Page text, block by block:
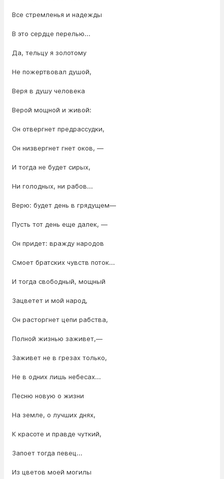
Все стремленья и надежды
В это сердце перелью...
Да, тельцу я золотому
Не пожертвовал душой,
Веря в душу человека
Верой мощной и живой:
Он отвергнет предрассудки,
Он низвергнет гнет оков, —
И тогда не будет сирых,
Ни голодных, ни рабов...
Верю: будет день в грядущем—
Пусть тот день еще далек, —
Он придет: вражду народов
Смоет братских чувств поток...
И тогда свободный, мощный
Зацветет и мой народ,
Он расторгнет цепи рабства,
Полной жизнью заживет,—
Заживет не в грезах только,
Не в одних лишь небесах...
Песню новую о жизни
На земле, о лучших днях,
К красоте и правде чуткий,
Запоет тогда певец...
Из цветов моей могилы